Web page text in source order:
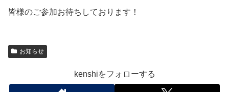
皆様のご参加お待ちしております！
お知らせ
kenshiをフォローする